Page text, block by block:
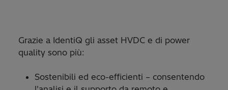
Grazie a IdentiQ gli asset HVDC e di power
quality sono più:
Sostenibili ed eco-efficienti – consentendo